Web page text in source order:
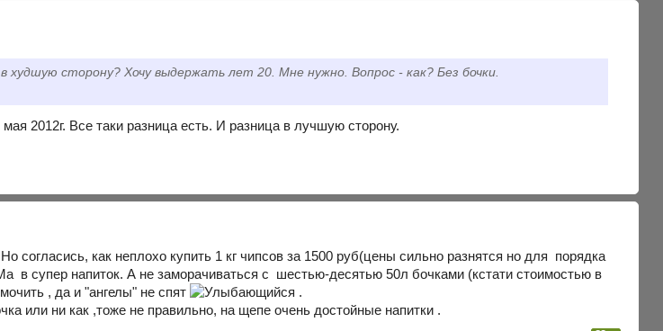
худшую сторону? Хочу выдержать лет 20. Мне нужно. Вопрос - как? Без бочки.
2012г. Все таки разница есть. И разница в лучшую сторону.
согласись, как неплохо купить 1 кг чипсов за 1500 руб(цены сильно разнятся но для порядка
в супер напиток. А не заморачиваться с шестью-десятью 50л бочками (кстати стоимостью в
, да и "ангелы" не спят
.
или ни как ,тоже не правильно, на щепе очень достойные напитки .